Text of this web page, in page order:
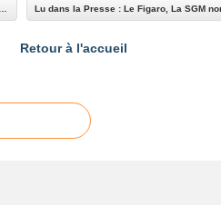
Retour à l'accueil